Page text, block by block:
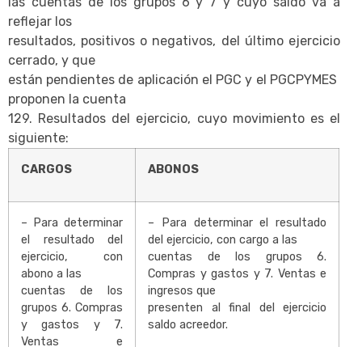
reflejar los
resultados, positivos o negativos, del último ejercicio
cerrado, y que
están pendientes de aplicación el PGC y el PGCPYMES
proponen la cuenta
129. Resultados del ejercicio, cuyo movimiento es el
siguiente:
CARGOS ABONOS
– Para determinar
el resultado del
ejercicio, con
abono a las
cuentas de los
grupos 6. Compras
y gastos y 7.
Ventas e
– Para determinar el resultado
del ejercicio, con cargo a las
cuentas de los grupos 6.
Compras y gastos y 7. Ventas e
ingresos que
presenten al final del ejercicio
saldo acreedor.